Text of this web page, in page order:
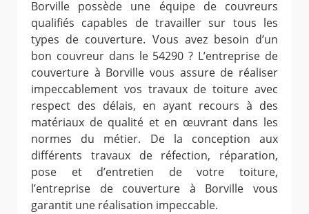
Borville possède une équipe de couvreurs
qualifiés capables de travailler sur tous les
types de couverture. Vous avez besoin d’un
bon couvreur dans le 54290 ? L’entreprise de
couverture à Borville vous assure de réaliser
impeccablement vos travaux de toiture avec
respect des délais, en ayant recours à des
matériaux de qualité et en œuvrant dans les
normes du métier. De la conception aux
différents travaux de réfection, réparation,
pose et d’entretien de votre toiture,
l’entreprise de couverture à Borville vous
garantit une réalisation impeccable.